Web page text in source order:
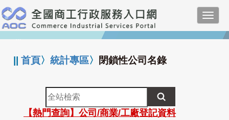
跳
到
主
要
:::
||首頁〉統計專區〉 閉鎖性公司名錄
全
站
檢
【熱門查詢】公司/商業/工廠登記資料